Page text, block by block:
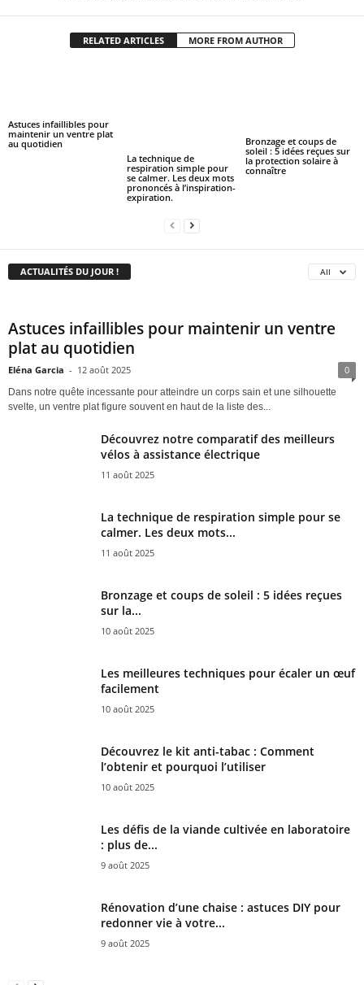
RELATED ARTICLES MORE FROM AUTHOR
Astuces infaillibles pour
maintenir un ventre plat
au quotidien
La technique de
respiration simple pour
se calmer. Les deux mots
prononcés à l’inspiration-
expiration.
Bronzage et coups de
soleil : 5 idées reçues sur
la protection solaire à
connaître
ACTUALITÉS DU JOUR ! All
Astuces infaillibles pour maintenir un ventre
plat au quotidien
Eléna Garcia - 12 août 2025 0
Dans notre quête incessante pour atteindre un corps sain et une silhouette
svelte, un ventre plat figure souvent en haut de la liste des...
Découvrez notre comparatif des meilleurs
vélos à assistance électrique
11 août 2025
La technique de respiration simple pour se
calmer. Les deux mots...
11 août 2025
Bronzage et coups de soleil : 5 idées reçues
sur la...
10 août 2025
Les meilleures techniques pour écaler un œuf
facilement
10 août 2025
Découvrez le kit anti-tabac : Comment
l’obtenir et pourquoi l’utiliser
10 août 2025
Les défis de la viande cultivée en laboratoire
: plus de...
9 août 2025
Rénovation d’une chaise : astuces DIY pour
redonner vie à votre...
9 août 2025